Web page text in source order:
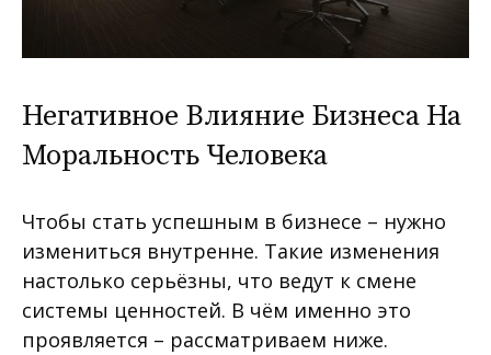
Негативное Влияние Бизнеса На
Моральность Человека
Чтобы стать успешным в бизнесе – нужно
измениться внутренне. Такие изменения
настолько серьёзны, что ведут к смене
системы ценностей. В чём именно это
проявляется – рассматриваем ниже.